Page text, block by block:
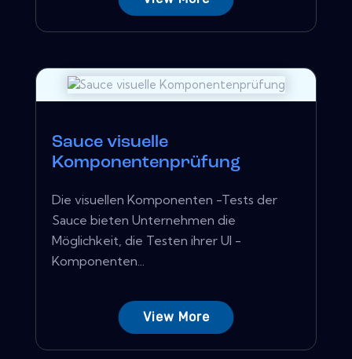
Sauce visuelle
Komponentenprüfung
Die visuellen Komponenten -Tests der
Sauce bieten Unternehmen die
Möglichkeit, die Testen ihrer UI -
Komponenten...
View More